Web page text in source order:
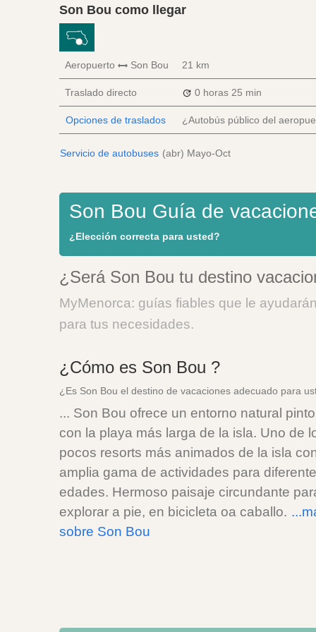
Son Bou como llegar
Aeropuerto Son Bou 21 km
Traslado directo 0 horas 25 min
Opciones de traslados ¿Autobús público del
Servicio de autobuses (abr) Mayo-Oct
Son Bou Guía de
¿Elección correcta para usted?
¿Será Son Bou tu destino
MyMenorca: guías fiables que le
para tus necesidades.
¿Cómo es Son Bou ?
¿Es Son Bou el destino de vacaciones adecuado para
... Son Bou ofrece un entorno natural
con la playa más larga de la isla. Uno de
pocos resorts más animados de la isla
amplia gama de actividades para
edades. Hermoso paisaje circundante
explorar a pie, en bicicleta oa caballo.
sobre Son Bou